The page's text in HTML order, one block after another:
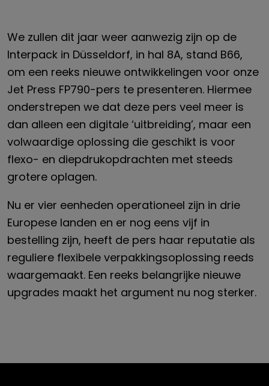
We zullen dit jaar weer aanwezig zijn op de
Interpack in Düsseldorf, in hal 8A, stand B66,
om een reeks nieuwe ontwikkelingen voor onze
Jet Press FP790-pers te presenteren. Hiermee
onderstrepen we dat deze pers veel meer is
dan alleen een digitale ‘uitbreiding’, maar een
volwaardige oplossing die geschikt is voor
flexo- en diepdrukopdrachten met steeds
grotere oplagen.
Nu er vier eenheden operationeel zijn in drie
Europese landen en er nog eens vijf in
bestelling zijn, heeft de pers haar reputatie als
reguliere flexibele verpakkingsoplossing reeds
waargemaakt. Een reeks belangrijke nieuwe
upgrades maakt het argument nu nog sterker.